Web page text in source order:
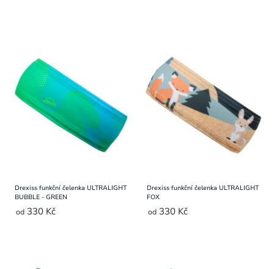
Přihlášení
Drexiss funkční čelenka ULTRALIGHT
BUBBLE - GREEN
od 330 Kč
Drexiss funkční čelenka ULTRALIGHT
FOX
od 330 Kč